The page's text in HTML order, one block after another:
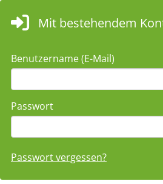
Mit bestehendem
Benutzername (E-Mail)
Passwort
Passwort vergessen?